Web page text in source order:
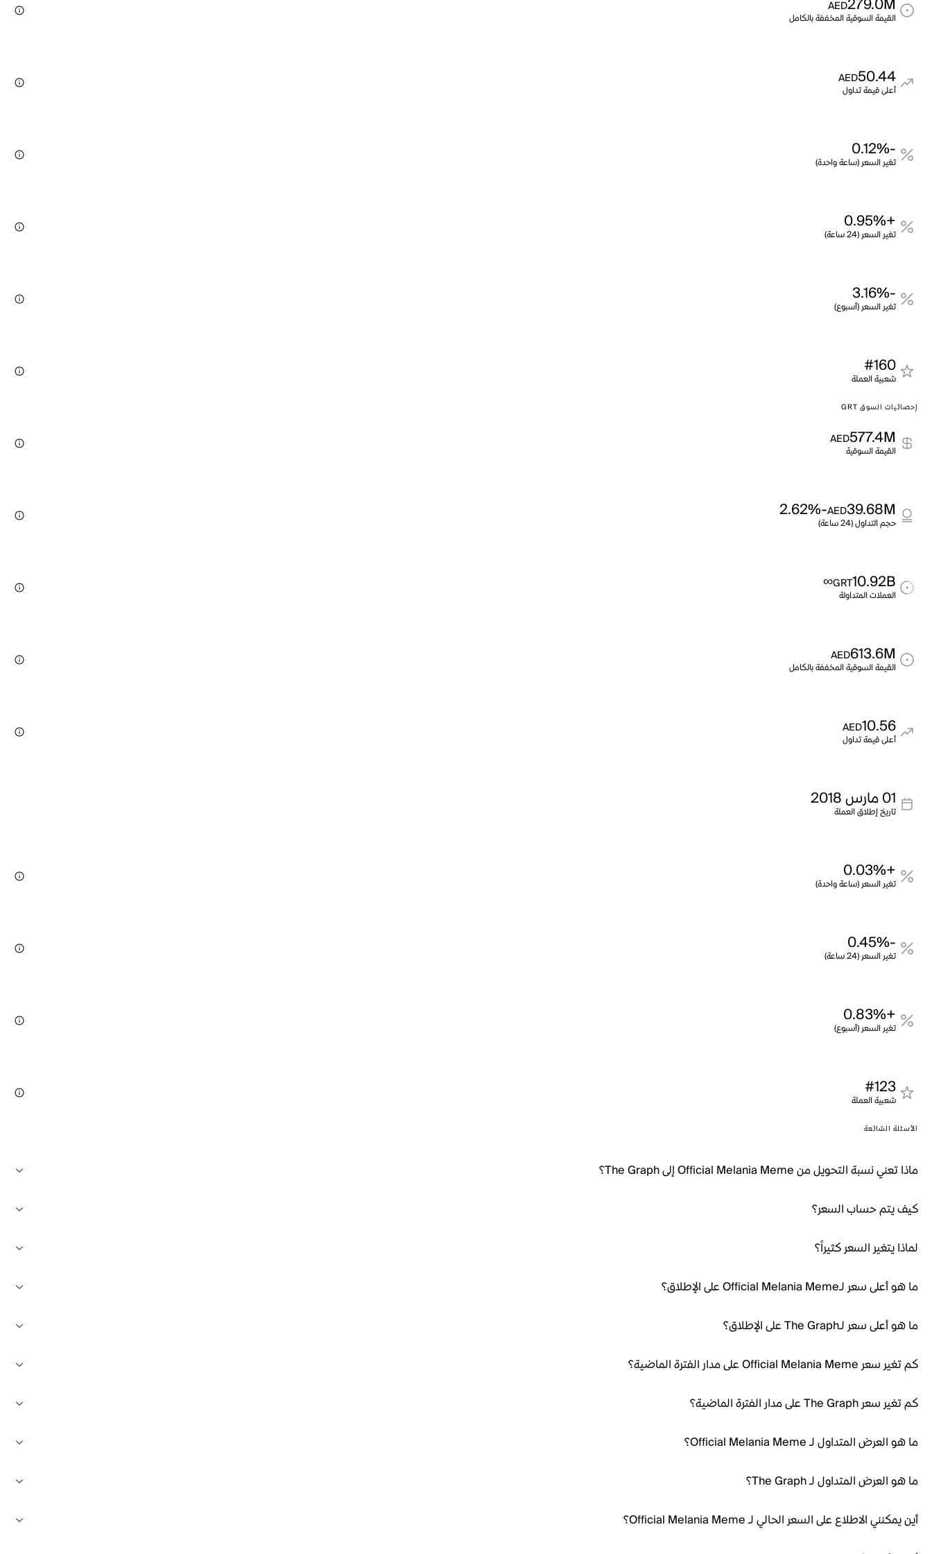
279.0M
AED
القيمة السوقية المخففة بالكامل
50.44
AED
أعلى قيمة تداول
-0.12%
تغير السعر (ساعة واحدة)
+0.95%
تغير السعر (24 ساعة)
-3.16%
تغير السعر (أسبوع)
#160
شعبية العملة
إحصائيات السوق GRT
577.4M
AED
القيمة السوقية
39.68M
AED
-2.62%
حجم التداول (24 ساعة)
10.92B
GRT
∞
العملات المتداولة
613.6M
AED
القيمة السوقية المخففة بالكامل
10.56
AED
أعلى قيمة تداول
01 مارس 2018
تاريخ إطلاق العملة
+0.03%
تغير السعر (ساعة واحدة)
-0.45%
تغير السعر (24 ساعة)
+0.83%
تغير السعر (أسبوع)
#123
شعبية العملة
الأسئلة الشائعة
ماذا تعني نسبة التحويل من Official Melania Meme إلى The Graph؟
كيف يتم حساب السعر؟
لماذا يتغير السعر كثيراً؟
ما هو أعلى سعر لـOfficial Melania Meme على الإطلاق؟
ما هو أعلى سعر لـThe Graph على الإطلاق؟
كم تغير سعر Official Melania Meme على مدار الفترة الماضية؟
كم تغير سعر The Graph على مدار الفترة الماضية؟
ما هو العرض المتداول لـ Official Melania Meme؟
ما هو العرض المتداول لـ The Graph؟
أين يمكنني الاطلاع على السعر الحالي لـ Official Melania Meme؟